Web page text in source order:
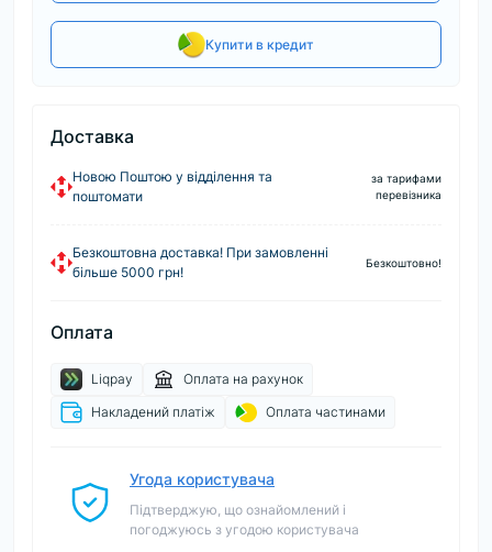
Купити в кредит
Доставка
Новою Поштою у відділення та
поштомати
за тарифами
перевізника
Безкоштовна доставка! При замовленні
більше 5000 грн!
Безкоштовно!
Оплата
Liqpay
Оплата на рахунок
Накладений платіж
Оплата частинами
Угода користувача
Підтверджую, що ознайомлений і
погоджуюсь з угодою користувача